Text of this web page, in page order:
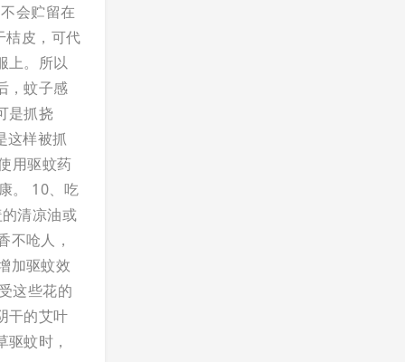
会贮留在
桔皮，可代
上。所以
，蚊子感
是抓挠
这样被抓
用驱蚊药
10、吃
清凉油或
不呛人，
加驱蚊效
这些花的
干的艾叶
蚊时，